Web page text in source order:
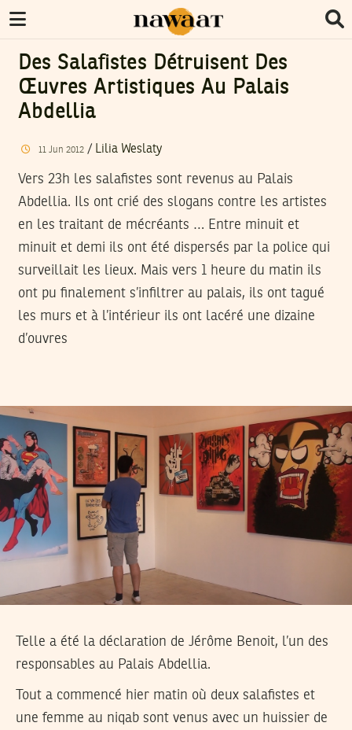
Des Salafistes Détruisent Des
Œuvres Artistiques Au Palais
Abdellia
11 Jun 2012/ Lilia Weslaty
Vers 23h les salafistes sont revenus au Palais
Abdellia. Ils ont crié des slogans contre les artistes
en les traitant de mécréants … Entre minuit et
minuit et demi ils ont été dispersés par la police qui
surveillait les lieux. Mais vers 1 heure du matin ils
ont pu finalement s’infiltrer au palais, ils ont tagué
les murs et à l’intérieur ils ont lacéré une dizaine
d’ouvres
Telle a été la déclaration de Jérôme Benoit, l’un des
responsables au Palais Abdellia.
Tout a commencé hier matin où deux salafistes et
une femme au niqab sont venus avec un huissier de